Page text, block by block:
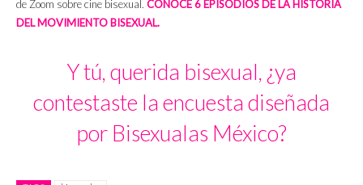
de Zoom sobre cine bisexual. CONOCE 6 EPISODIOS DE LA HISTORIA
DEL MOVIMIENTO BISEXUAL.
Y tú, querida bisexual, ¿ya
contestaste la encuesta diseñada
por Bisexualas México?